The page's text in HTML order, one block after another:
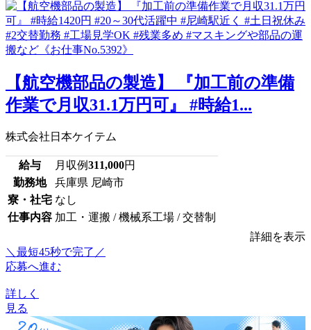
【航空機部品の製造】 『加工前の準備
作業で月収31.1万円可』 #時給1...
株式会社日本ケイテム
給与 月収例311,000円
勤務地
兵庫県 尼崎市
寮・社宅 なし
仕事内容 加工・運搬 / 機械系工場 / 交替制
詳細を表示
＼最短45秒で完了／
応募へ進む
詳しく
見る